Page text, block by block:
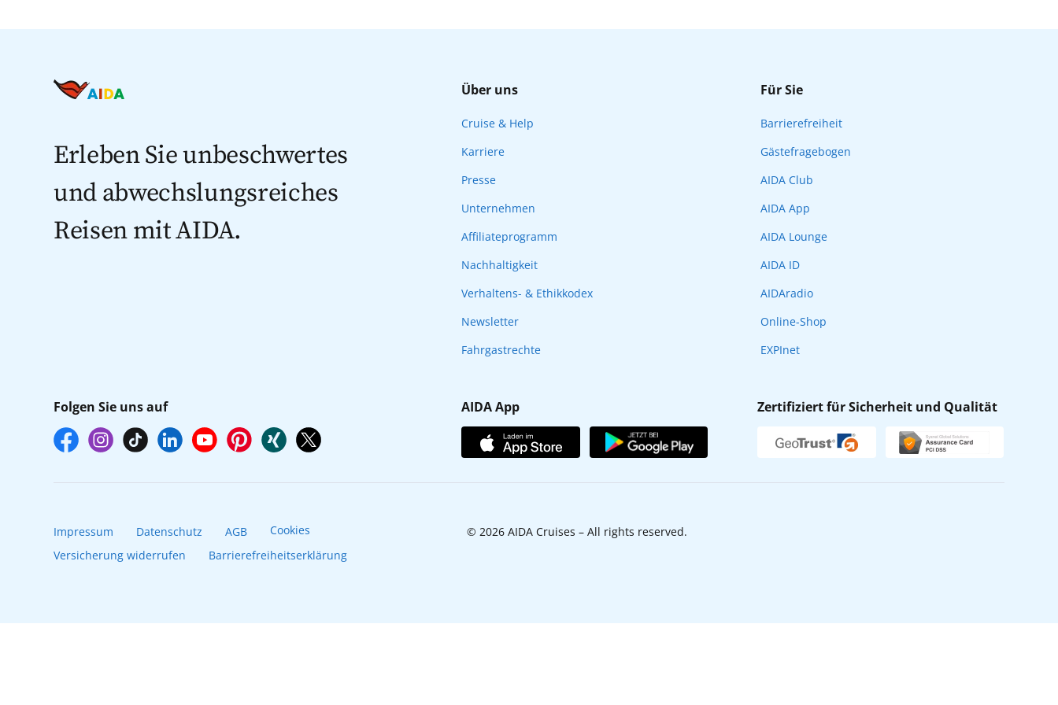
Erleben Sie unbeschwertes
und abwechslungsreiches
Reisen mit AIDA.
Folgen Sie uns auf
Über uns
Cruise & Help
Karriere
Presse
Unternehmen
Affiliateprogramm
Nachhaltigkeit
Verhaltens- & Ethikkodex
Newsletter
Fahrgastrechte
Für Sie
Barrierefreiheit
Gästefragebogen
AIDA Club
AIDA App
AIDA Lounge
AIDA ID
AIDAradio
Online-Shop
EXPInet
AIDA App Zertifiziert für Sicherheit und Qualität
Impressum Datenschutz AGB
Cookies
Versicherung widerrufen
Barrierefreiheitserklärung
© 2026 AIDA Cruises – All rights reserved.